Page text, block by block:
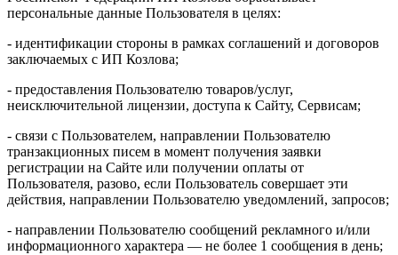
персональные данные Пользователя в целях:
- идентификации стороны в рамках соглашений и договоров
заключаемых с ИП Козлова;
- предоставления Пользователю товаров/услуг,
неисключительной лицензии, доступа к Сайту, Сервисам;
- связи с Пользователем, направлении Пользователю
транзакционных писем в момент получения заявки
регистрации на Сайте или получении оплаты от
Пользователя, разово, если Пользователь совершает эти
действия, направлении Пользователю уведомлений, запросов;
- направлении Пользователю сообщений рекламного и/или
информационного характера — не более 1 сообщения в день;